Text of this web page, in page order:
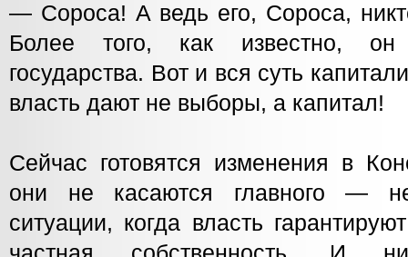
— Сороса! А ведь его, Сороса,
Более того, как известно, он
государства. Вот и вся суть
власть дают не выборы, а капитал!
Сейчас готовятся изменения в
они не касаются главного —
ситуации, когда власть